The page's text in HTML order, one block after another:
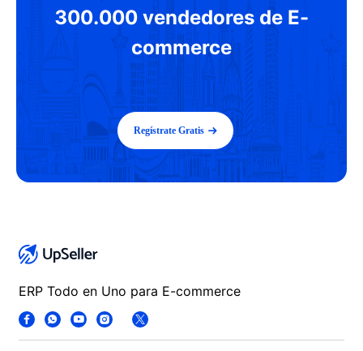
300.000 vendedores de E-
commerce
Regístrate Gratis
ERP Todo en Uno para E-commerce